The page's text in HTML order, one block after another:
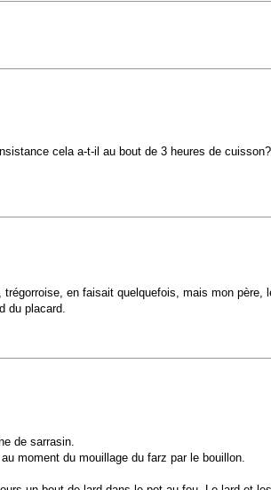
cela a-t-il au bout de 3 heures de cuisson?
en faisait quelquefois, mais mon père,
du placard.
de sarrasin.
moment du mouillage du farz par le bouillon.